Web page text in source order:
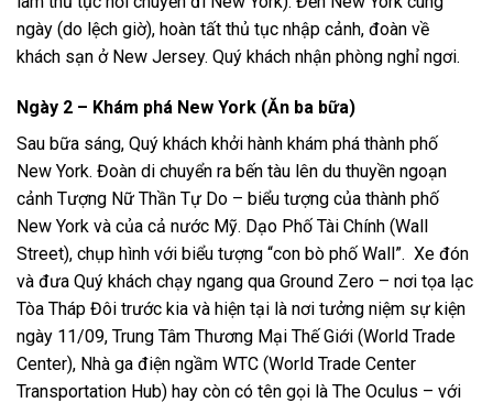
ngày (do lệch giờ), hoàn tất thủ tục nhập cảnh, đoàn về
khách sạn ở New Jersey. Quý khách nhận phòng nghỉ ngơi.
Ngày 2 – Khám phá New York (Ăn ba bữa)
Sau bữa sáng, Quý khách khởi hành khám phá thành phố
New York. Đoàn di chuyển ra bến tàu lên du thuyền ngoạn
cảnh Tượng Nữ Thần Tự Do – biểu tượng của thành phố
New York và của cả nước Mỹ. Dạo Phố Tài Chính (Wall
Street), chụp hình với biểu tượng “con bò phố Wall”. Xe đón
và đưa Quý khách chạy ngang qua Ground Zero – nơi tọa lạc
Tòa Tháp Đôi trước kia và hiện tại là nơi tưởng niệm sự kiện
ngày 11/09, Trung Tâm Thương Mại Thế Giới (World Trade
Center), Nhà ga điện ngầm WTC (World Trade Center
Transportation Hub) hay còn có tên gọi là The Oculus – với